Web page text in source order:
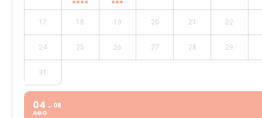
17 18 19 20 21 22
24 25 26 27 28 29
31
04
AGO
08